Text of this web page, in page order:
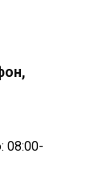
08:00-